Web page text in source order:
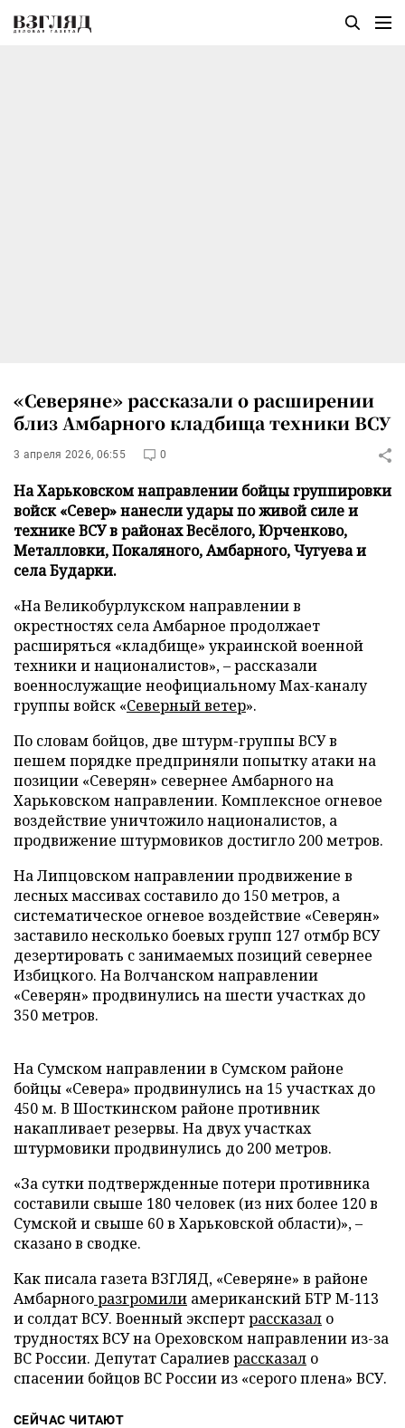
«Северяне» рассказали о расширении
близ Амбарного кладбища техники ВСУ
3 апреля 2026, 06:55 0
На Харьковском направлении бойцы группировки
войск «Север» нанесли удары по живой силе и
технике ВСУ в районах Весёлого, Юрченково,
Металловки, Покаляного, Амбарного, Чугуева и
села Бударки.
«На Великобурлукском направлении в
окрестностях села Амбарное продолжает
расширяться «кладбище» украинской военной
техники и националистов», – рассказали
военнослужащие неофициальному Max-каналу
группы войск «Северный ветер».
По словам бойцов, две штурм-группы ВСУ в
пешем порядке предприняли попытку атаки на
позиции «Северян» севернее Амбарного на
Харьковском направлении. Комплексное огневое
воздействие уничтожило националистов, а
продвижение штурмовиков достигло 200 метров.
На Липцовском направлении продвижение в
лесных массивах составило до 150 метров, а
систематическое огневое воздействие «Северян»
заставило несколько боевых групп 127 отмбр ВСУ
дезертировать с занимаемых позиций севернее
Избицкого. На Волчанском направлении
«Северян» продвинулись на шести участках до
350 метров.
На Сумском направлении в Сумском районе
бойцы «Севера» продвинулись на 15 участках до
450 м. В Шосткинском районе противник
накапливает резервы. На двух участках
штурмовики продвинулись до 200 метров.
«За сутки подтвержденные потери противника
составили свыше 180 человек (из них более 120 в
Сумской и свыше 60 в Харьковской области)», –
сказано в сводке.
Как писала газета ВЗГЛЯД, «Северяне» в районе
Амбарногоразгромили американский БТР М-113
и солдат ВСУ. Военный экспертрассказал о
трудностях ВСУ на Ореховском направлении из-за
ВС России. Депутат Саралиев рассказал о
спасении бойцов ВС России из «серого плена» ВСУ.
СЕЙЧАС ЧИТАЮТ